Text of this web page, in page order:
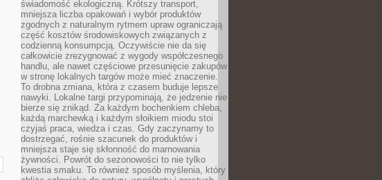
świadomość ekologiczną. Krótszy transport,
mniejsza liczba opakowań i wybór produktów
zgodnych z naturalnym rytmem upraw ograniczają
część kosztów środowiskowych związanych z
codzienną konsumpcją. Oczywiście nie da się
całkowicie zrezygnować z wygody współczesnego
handlu, ale nawet częściowe przesunięcie zakupów
w stronę lokalnych targów może mieć znaczenie.
To drobna zmiana, która z czasem buduje lepsze
nawyki. Lokalne targi przypominają, że jedzenie nie
bierze się znikąd. Za każdym bochenkiem chleba,
każdą marchewką i każdym słoikiem miodu stoi
czyjaś praca, wiedza i czas. Gdy zaczynamy to
dostrzegać, rośnie szacunek do produktów i
mniejsza staje się skłonność do marnowania
żywności. Powrót do sezonowości to nie tylko
kwestia smaku. To również sposób myślenia, który